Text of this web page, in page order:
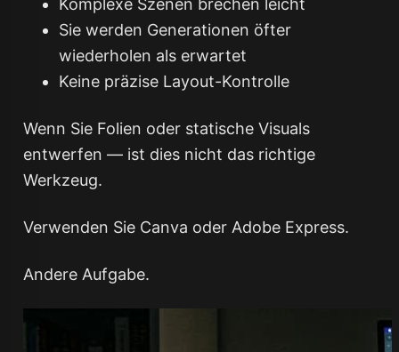
Komplexe Szenen brechen leicht
Sie werden Generationen öfter
wiederholen als erwartet
Keine präzise Layout-Kontrolle
Wenn Sie Folien oder statische Visuals
entwerfen — ist dies nicht das richtige
Werkzeug.
Verwenden Sie Canva oder Adobe Express.
Andere Aufgabe.